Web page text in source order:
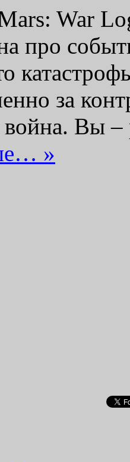
War
про
за
Вы
»